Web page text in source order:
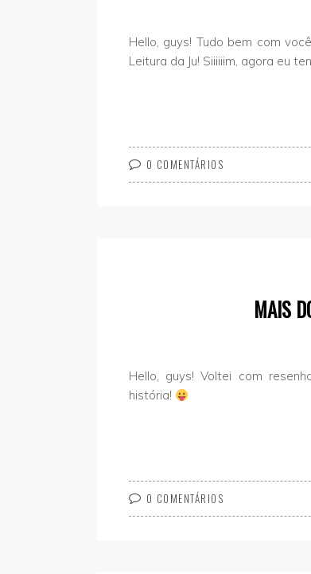
Hello, guys! Tudo bem com
Leitura da Ju! Siiiiiim, agora eu
0 COMENTÁRIOS
MAIS
Hello, guys! Voltei com
história!
0 COMENTÁRIOS